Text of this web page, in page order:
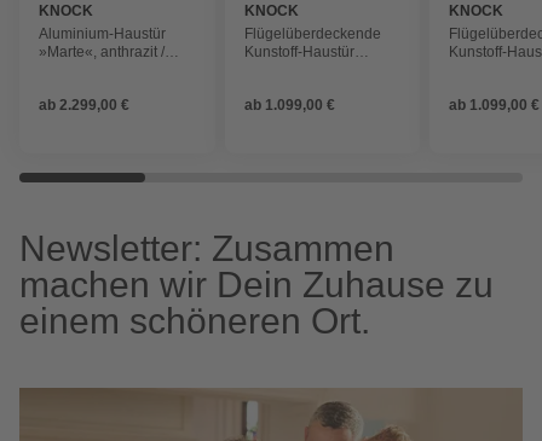
KNOCK
Aluminium-Haustür
»Marte«, anthrazit /
ab 2.299,00 €
KNOCK
Flügelüberdeckende
Kunstoff-Haustür
ab 1.099,00 €
KNOCK
Kunstoff-
ab 1.099,00 €
Newsletter: Zusammen
machen wir Dein Zuhause zu
einem schöneren Ort.